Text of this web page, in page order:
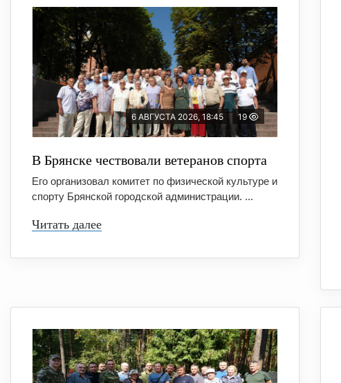
6 АВГУСТА 2026, 18:45 19
В Брянске чествовали ветеранов спорта
Его организовал комитет по физической культуре и
спорту Брянской городской администрации. ...
Читать далее